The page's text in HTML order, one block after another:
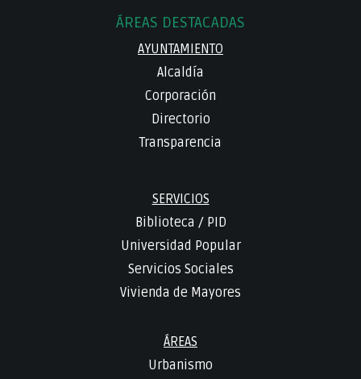
ÁREAS DESTACADAS
AYUNTAMIENTO
Alcaldía
Corporación
Directorio
Transparencia
SERVICIOS
Biblioteca / PID
Universidad Popular
Servicios Sociales
Vivienda de Mayores
ÁREAS
Urbanismo